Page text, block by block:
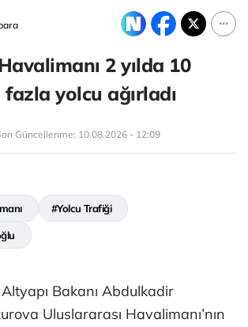
2 yılda 10
yolcu ağırladı
Güncellenme: 10.08.2026 - 12:09
#Yolcu Trafiği
Bakanı Abdulkadir
Uluslararası Havalimanı’nın